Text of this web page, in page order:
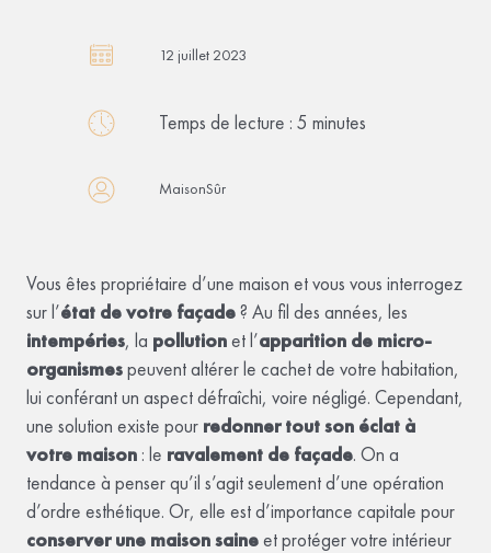
12 juillet 2023
Temps de lecture : 5 minutes
MaisonSûr
Vous êtes propriétaire d’une maison et vous vous interrogez
sur l’état de votre façade? Au fil des années, les
intempéries, la pollutionet l’apparition de micro-
organismespeuvent altérer le cachet de votre habitation,
lui conférant un aspect défraîchi, voire négligé. Cependant,
une solution existe pour redonner tout son éclat à
votre maison : le ravalement de façade. On a
tendance à penser qu’il s’agit seulement d’une opération
d’ordre esthétique. Or, elle est d’importance capitale pour
conserver une maison saineet protéger votre intérieur